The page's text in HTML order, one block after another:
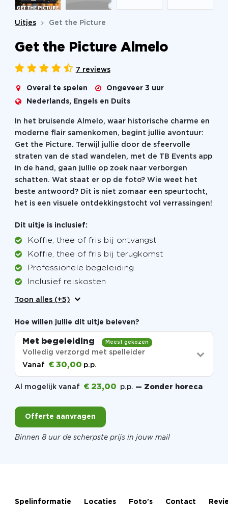
Uitjes Get the Picture
Get the Picture Almelo
7 reviews
Overal te spelen Ongeveer 3 uur
Nederlands, Engels en Duits
In het bruisende Almelo, waar historische charme en
moderne flair samenkomen, begint jullie avontuur:
Get the Picture. Terwijl jullie door de sfeervolle
straten van de stad wandelen, met de TB Events app
in de hand, gaan jullie op zoek naar verborgen
schatten. Wat staat er op de foto? Wie weet het
beste antwoord? Dit is niet zomaar een speurtocht,
het is een visuele ontdekkingstocht vol verrassingen!
Dit uitje is inclusief:
Koffie, thee of fris bij ontvangst
Koffie, thee of fris bij terugkomst
Professionele begeleiding
Inclusief reiskosten
Toon alles (+5)
Hoe willen jullie dit uitje beleven?
Met begeleiding Meest gekozen
Volledig verzorgd met spelleider
Vanaf € 30,00 p.p.
Al mogelijk vanaf € 23,00 p.p. — Zonder horeca
Offerte aanvragen
Binnen 8 uur de scherpste prijs in jouw mail
Spelinformatie Locaties Foto's Contact